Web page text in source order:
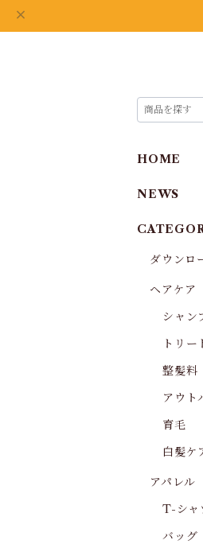
HOME
NEWS
ダウンロ
ヘアケア
シャン
トリー
整髪料
アウト
育毛
白髪ケ
アパレル
T-シャ
バッグ